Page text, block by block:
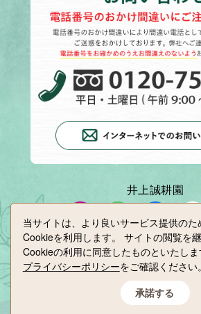
井上誠耕園
小豆島せとうち感
当サイトは、より良いサービス提供のた
Cookieを利用します。
サイトの閲覧を
Cookieの利用に同意したものといたし
プライバシーポリシーをご確認ください。
承諾する